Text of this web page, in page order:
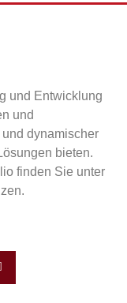
und Entwicklung
und
dynamischer
bieten.
finden Sie unter